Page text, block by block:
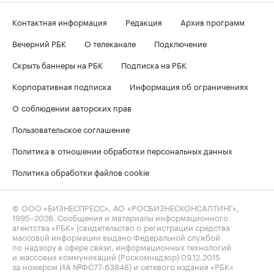
Контактная информация Редакция
Архив программ
Вечерний РБК
О телеканале
Подключение
Скрыть баннеры на РБК
Подписка на РБК
Корпоративная подписка
Информация об ограничениях
О соблюдении авторских прав
Пользовательское соглашение
Политика в отношении обработки персональных данных
Политика обработки файлов cookie
© ООО «БИЗНЕСПРЕСС», АО «РОСБИЗНЕСКОНСАЛТИНГ»,
1995–2026 . Сообщения и материалы информационного
агентства «РБК» (свидетельство о регистрации средства
массовой информации выдано Федеральной службой
по надзору в сфере связи, информационных технологий
и массовых коммуникаций (Роскомнадзор) 09.12.2015
за номером ИА №ФС77-63848) и сетевого издания «РБК»